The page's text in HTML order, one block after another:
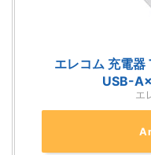
エレコム 充電
USB-
エ